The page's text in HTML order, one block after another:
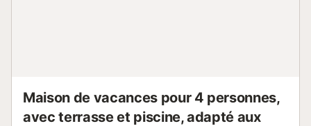
Maison de vacances pour 4 personnes,
avec terrasse et piscine, adapté aux